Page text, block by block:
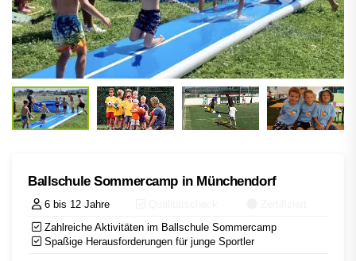
Ballschule Sommercamp in Münchendorf
6 bis 12 Jahre
Zahlreiche Aktivitäten im Ballschule Sommercamp
Spaßige Herausforderungen für junge Sportler